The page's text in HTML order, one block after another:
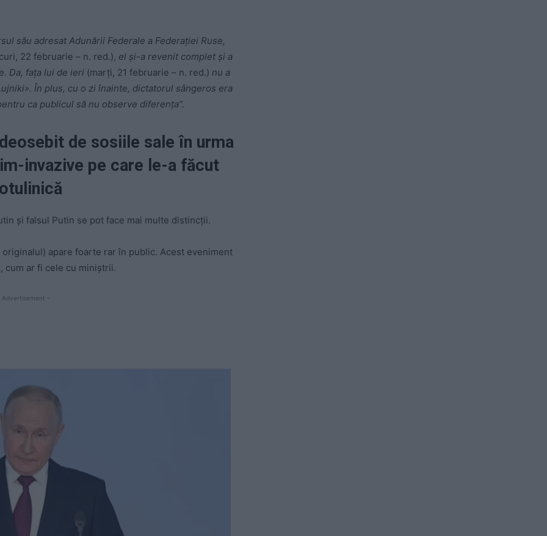
său adresat Adunării Federale a Federației Ruse,
22 februarie – n. red.), el și-a revenit complet și a
Da, fața lui de ieri (marți, 21 februarie – n. red.) nu a
În plus, cu o zi înainte, dictatorul sângeros era
ca publicul să nu observe diferența”.
de sosiile sale în urma
invazive pe care le-a făcut
și falsul Putin se pot face mai multe distincții.
originalul) apare foarte rar în public. Acest eveniment
cum ar fi cele cu miniștrii.
Advertisement -